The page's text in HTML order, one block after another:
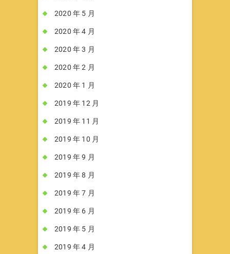
2020 年 5 月
2020 年 4 月
2020 年 3 月
2020 年 2 月
2020 年 1 月
2019 年 12 月
2019 年 11 月
2019 年 10 月
2019 年 9 月
2019 年 8 月
2019 年 7 月
2019 年 6 月
2019 年 5 月
2019 年 4 月